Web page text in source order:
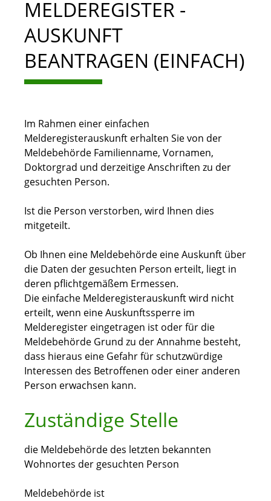
MELDEREGISTER -
AUSKUNFT
BEANTRAGEN (EINFACH)
Im Rahmen einer einfachen
Melderegisterauskunft erhalten Sie von der
Meldebehörde Familienname, Vornamen,
Doktorgrad und derzeitige Anschriften zu der
gesuchten Person.
Ist die Person verstorben, wird Ihnen dies
mitgeteilt.
Ob Ihnen eine Meldebehörde eine Auskunft über
die Daten der gesuchten Person erteilt, liegt in
deren pflichtgemäßem Ermessen.
Die einfache Melderegisterauskunft wird nicht
erteilt, wenn eine Auskunftssperre im
Melderegister eingetragen ist oder für die
Meldebehörde Grund zu der Annahme besteht,
dass hieraus eine Gefahr für schutzwürdige
Interessen des Betroffenen oder einer anderen
Person erwachsen kann.
Zuständige Stelle
die Meldebehörde des letzten bekannten
Wohnortes der gesuchten Person
Meldebehörde ist